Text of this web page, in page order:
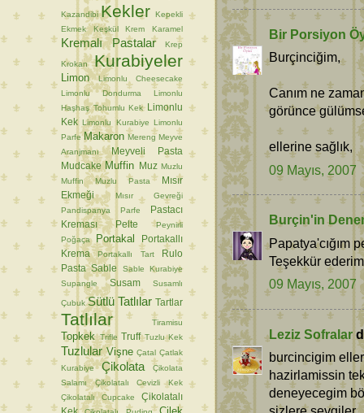
Bir Porsiyon
Burçinciğim,
Canım ne
görünce
ellerine sağlık,
09 Mayıs, 2007
Burçin'in
Papatya'cığım
Teşekkür
09 Mayıs, 2007
Leziz Sofralar
burcincigim
hazirlamissin
deneyecegim
Kazandibi Kekler Kepekli
Ekmek
Keşkül Krem Karamel
Kremalı Pastalar Krep
Krokan Kurabiyeler
Limon
Limonlu Cheesecake
Limonlu Dondurma
Limonlu
Haşhaş Tohumlu Kek
Limonlu
Kek Limonlu Kurabiye Limonlu
Parfe Makaron Mereng Meyve
Aranjmanı
Meyveli Pasta
Mudcake Muffin Muz Muzlu
Muffin
Muzlu Pasta
Mısır
Ekmeği
Mısır Gevreği
Pandispanya
Parfe
Pastacı
Kreması
Pelte
Peynirli
Poğaça
Portakal
Portakallı
Krema
Portakallı Tart
Rulo
Pasta Sable
Sable Kurabiye
Supangle
Susam Susamlı
Çubuk Sütlü Tatlılar Tartlar
Tatlılar Tiramisu
Topkek Trifle Truff Tuzlu Kek
Tuzlular Vişne Çatal Çatlak
Kurabiye
Çikolata
Çikolata
Salamı
Çikolatalı Cevizli Kek
Çikolatalı Cupcake
Çikolatalı